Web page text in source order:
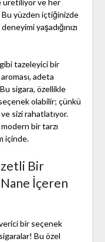
üretiliyor ve her
yüzden içtiğinizde
yaşadığınızı
tazeleyici bir
adeta
Bu sigara, özellikle
olabilir; çünkü
sizi rahatlatıyor.
bir tarzı
içinde.
Bir
Nane İçeren
bir seçenek
Bu özel